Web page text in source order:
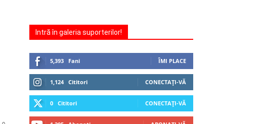
Intră în galeria suporterilor!
5,393 Fani ÎMI PLACE
1,124 Cititori CONECTAȚI-VĂ
0 Cititori CONECTAȚI-VĂ